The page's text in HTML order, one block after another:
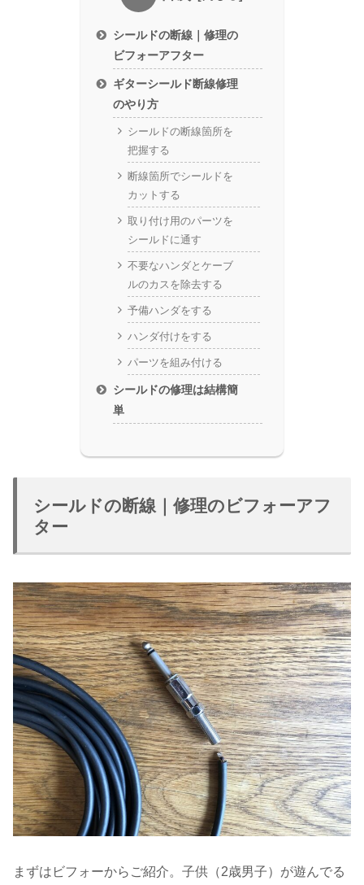
シールドの断線｜修理の
ビフォーアフター
ギターシールド断線修理
のやり方
シールドの断線箇所を
把握する
断線箇所でシールドを
カットする
取り付け用のパーツを
シールドに通す
不要なハンダとケーブ
ルのカスを除去する
予備ハンダをする
ハンダ付けをする
パーツを組み付ける
シールドの修理は結構簡
単
シールドの断線｜修理のビフォーアフ
ター
まずはビフォーからご紹介。子供（2歳男子）が遊んでる